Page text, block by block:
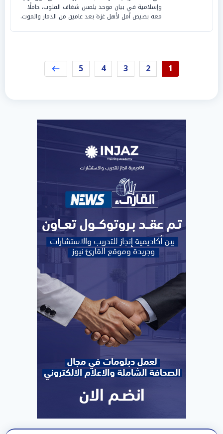
وإسلامية في بيان موحد يلمس شغاف القلوب، حاملًا
معه بصيص أمل لأهل غزة بعد عامين من الدمار والموت.
1
2
3
4
5